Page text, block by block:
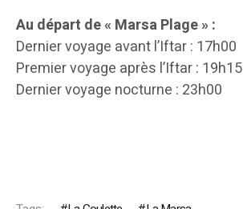
Au départ de « Marsa Plage » :
Dernier voyage avant l’Iftar : 17h00
Premier voyage après l’Iftar : 19h15
Dernier voyage nocturne : 23h00